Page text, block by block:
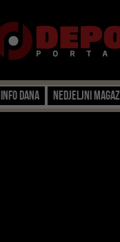
Info dana Nedjeljni